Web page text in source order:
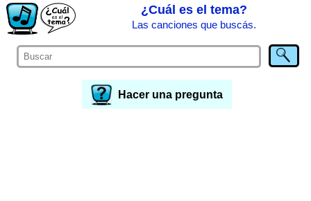
¿Cuál es el tema?
Las canciones que buscás.
Hacer una pregunta